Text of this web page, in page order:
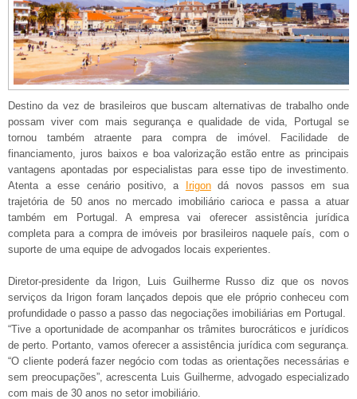
Destino da vez de brasileiros que buscam alternativas de trabalho onde
possam viver com mais segurança e qualidade de vida, Portugal se
tornou também atraente para compra de imóvel. Facilidade de
financiamento, juros baixos e boa valorização estão entre as principais
vantagens apontadas por especialistas para esse tipo de investimento.
Atenta a esse cenário positivo, a
Irigondá novos passos em sua
trajetória de 50 anos no mercado imobiliário carioca e passa a atuar
também em Portugal. A empresa vai oferecer assistência jurídica
completa para a compra de imóveis por brasileiros naquele país, com o
suporte de uma equipe de advogados locais experientes.
Diretor-presidente da Irigon, Luis Guilherme Russo diz que os novos
serviços da Irigon foram lançados depois que ele próprio conheceu com
profundidade o passo a passo das negociações imobiliárias em Portugal.
“Tive a oportunidade de acompanhar os trâmites burocráticos e jurídicos
de perto. Portanto, vamos oferecer a assistência jurídica com segurança.
“O cliente poderá fazer negócio com todas as orientações necessárias e
sem preocupações”, acrescenta Luis Guilherme, advogado especializado
com mais de 30 anos no setor imobiliário.